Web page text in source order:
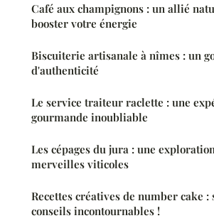
Café aux champignons : un allié
booster votre énergie
Biscuiterie artisanale à nîmes : un
d'authenticité
Le service traiteur raclette : une
gourmande inoubliable
Les cépages du jura : une
merveilles viticoles
Recettes créatives de number cake :
conseils incontournables !